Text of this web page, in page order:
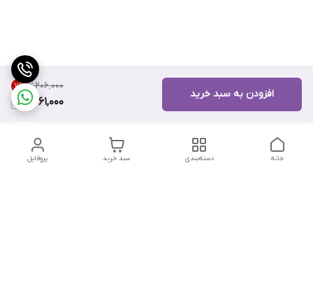
۷٬۲۰۶٬۰۰۰ 7%
6,661,000
افزودن به سبد خرید
پروفایل سبد خرید دسته‌بندی خانه